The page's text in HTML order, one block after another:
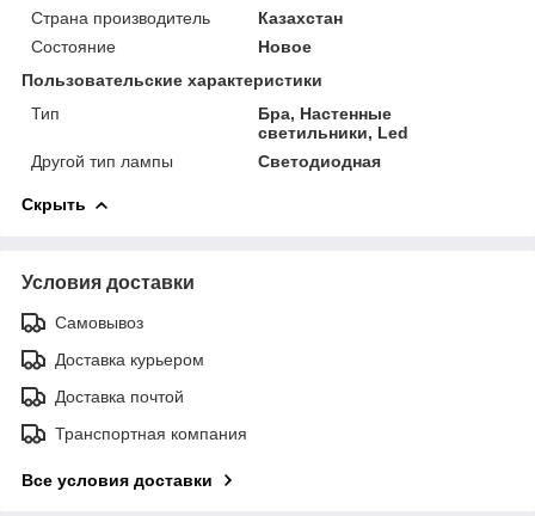
Страна производитель
Казахстан
Состояние
Новое
Пользовательские характеристики
Тип
Бра, Настенные
светильники, Led
Другой тип лампы
Светодиодная
Скрыть
Условия доставки
Самовывоз
Доставка курьером
Доставка почтой
Транспортная компания
Все условия доставки